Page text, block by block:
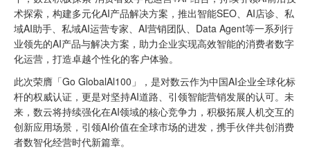
术探索，构建多元化AI产品解决方案，推出智能SEO、AI店诊、私
域AI助手、私域AI运营专家、AI营销团队、Data Agent等一系列行
业领先的AI产品与解决方案，助力企业实现高效智能的消费者数字
化运营，打造卓越个性化的客户体验。
此次荣膺「Go GlobalAl100」，是对数云作为中国AI企业全球化标
杆的权威认证，更是对坚持AI道路、引领智能营销发展的认可。未
来，数云将持续强化在AI领域的核心竞争力，积极拓展人机交互的
创新应用场景，引领AI价值在全球市场的进发，携手伙伴共创消费
者数智化经营时代新篇章。